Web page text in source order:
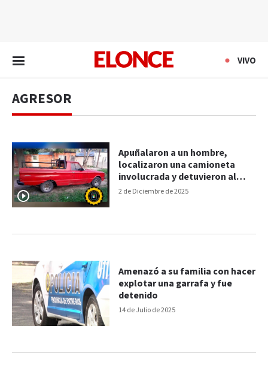
VIVO
AGRESOR
2 de Diciembre de 2025
Apuñalaron a un hombre,
localizaron una camioneta
involucrada y detuvieron al
agresor
14 de Julio de 2025
Amenazó a su familia con hacer
explotar una garrafa y fue
detenido